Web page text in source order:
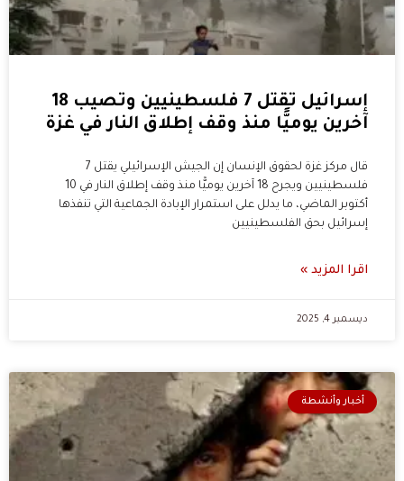
إسرائيل تقتل 7 فلسطينيين وتصيب 18
آخرين يوميًّا منذ وقف إطلاق النار في غزة
فلسطينيين ويجرح 18 آخرين يوميًّا منذ وقف إطلاق النار في 10
أكتوبر الماضي، ما يدلل على استمرار الإبادة الجماعية التي تنفذها
إسرائيل بحق الفلسطينيين
اقرا المزيد »
ديسمبر 4, 2025
أخبار وأنشطة